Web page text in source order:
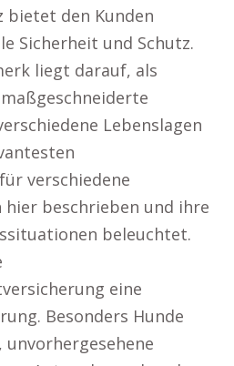
bietet den Kunden
Sicherheit und Schutz.
liegt darauf, als
Lebenslagen
verschiedene
hier beschrieben und ihre
beleuchtet.
eine
Besonders Hunde
unvorhergesehene